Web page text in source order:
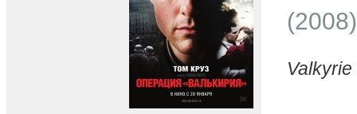
(2008)
Valkyrie